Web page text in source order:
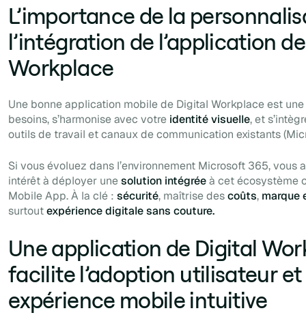
L’importance de la
l’intégration de l’application
Workplace
Une bonne application mobile de Digital Workplace est
besoins, s’harmonise avec votre identité visuelle, et
outils de travail et canaux de communication existants
Si vous évoluez dans l’environnement Microsoft 365, vous
intérêt à déployer unesolution intégréeà cet écosystème
Mobile App. À la clé : sécurité, maîtrise descoûts, marque
surtoutexpérience digitale sans couture.
Une application de Digital
facilite l’adoption utilisateur
expérience mobile intuitive